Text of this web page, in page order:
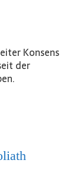
Konsens
der